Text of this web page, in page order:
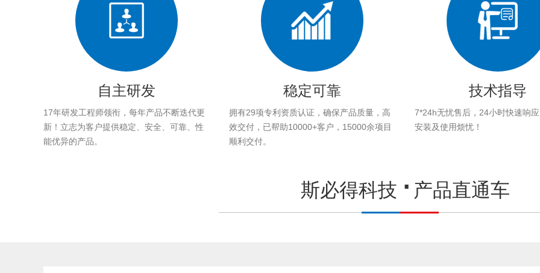
自主研发
17年研发工程师领衔，每年产品不断迭代更
新！立志为客户提供稳定、安全、可靠、性
能优异的产品。
稳定可靠
拥有29项专利资质认证，确保产品质量，高
效交付，已帮助10000+客户，15000余项目
顺利交付。
技术指导
7*24h无忧售后，24小时快速响
安装及使用烦忧！
斯必得科技 产品直通车